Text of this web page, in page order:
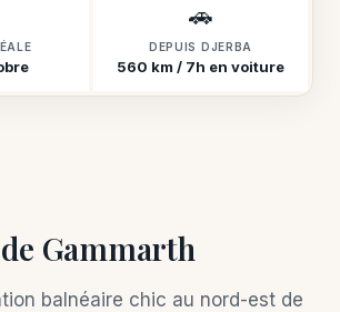
🚗
DEPUIS DJERBA
560 km / 7h en voiture
Gammarth
balnéaire chic au nord-est de